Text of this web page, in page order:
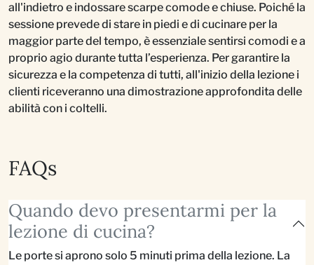
all'indietro e indossare scarpe comode e chiuse. Poiché la
sessione prevede di stare in piedi e di cucinare per la
maggior parte del tempo, è essenziale sentirsi comodi e a
proprio agio durante tutta l’esperienza. Per garantire la
sicurezza e la competenza di tutti, all'inizio della lezione i
clienti riceveranno una dimostrazione approfondita delle
abilità con i coltelli.
FAQs
Quando devo presentarmi per la
lezione di cucina?
Le porte si aprono solo 5 minuti prima della lezione. La